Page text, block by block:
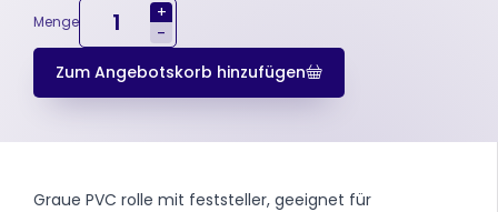
Menge
+
-
Zum Angebotskorb hinzufügen
Graue PVC rolle mit feststeller, geeignet für